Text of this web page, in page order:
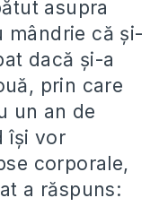
asupra
mândrie că şi-
dacă şi-a
prin care
un an de
îşi vor
corporale,
a răspuns: